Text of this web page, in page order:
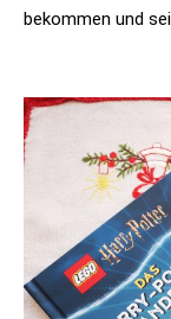
bekommen und